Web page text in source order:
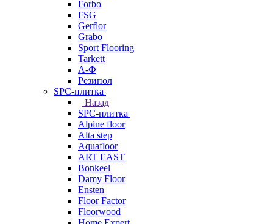
Forbo
FSG
Gerflor
Grabo
Sport Flooring
Tarkett
А-Ф
Резипол
SPC-плитка
Назад
SPC-плитка
Alpine floor
Alta step
Aquafloor
ART EAST
Bonkeel
Damy Floor
Ensten
Floor Factor
Floorwood